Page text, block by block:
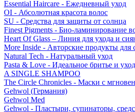
Essential Haircare - Eжедневный уход
OI - Абсолютная красота волос
SU - Средства для защиты от солнца
Finest Pigments - Био-ламинирование
Heart Of Glass – Линия для ухода и
More Inside - Авторские продукты для
Natural Tech - Натуральный уход
Pasta & Love - Идеальное бритье и
A SINGLE SHAMPOO
The Circle Chronicles - Маски с
Gehwol (Германия)
Gehwol Med
Gehwol - Пластыри, супинаторы,